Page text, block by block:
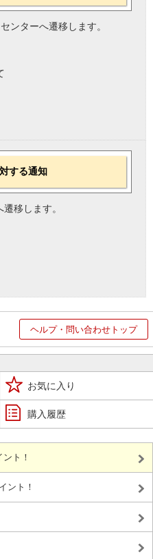
ンターへ遷移します。
する通知
移します。
ヘルプ・問い合わせトップ
お気に入り
購入履歴
ト！
ント！